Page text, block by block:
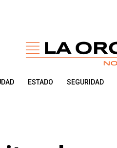
ESTADO SEGURIDAD